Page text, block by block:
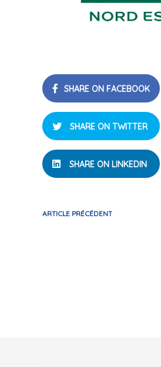
SHARE ON FACEBOOK
SHARE ON TWITTER
SHARE ON LINKEDIN
ARTICLE PRÉCÉDENT